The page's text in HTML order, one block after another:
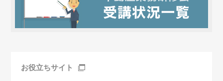
お役立ちサイト